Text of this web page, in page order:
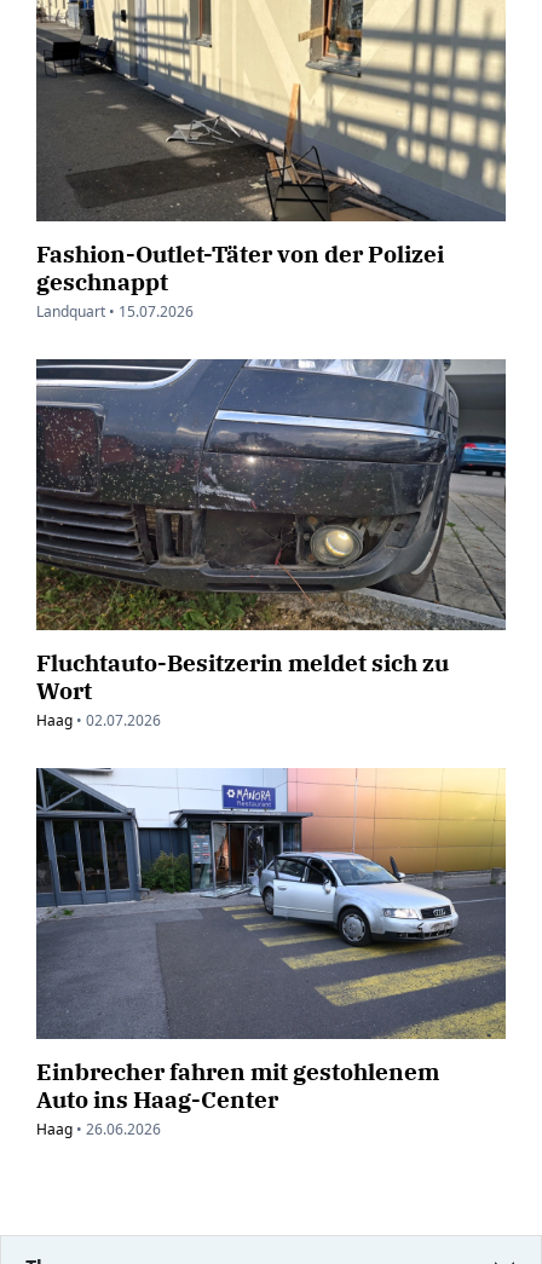
Fashion-Outlet-Täter von der Polizei
geschnappt
Landquart • 15.07.2026
Fluchtauto-Besitzerin meldet sich zu
Wort
Haag • 02.07.2026
Einbrecher fahren mit gestohlenem
Auto ins Haag-Center
Haag • 26.06.2026